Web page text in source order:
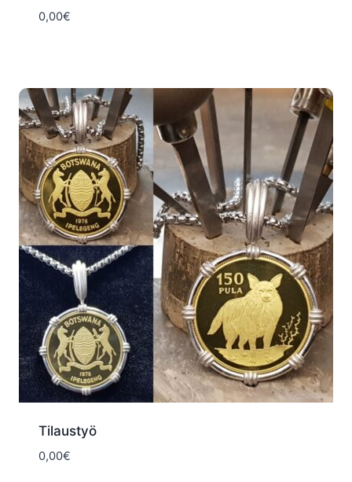
0,00€
Tilaustyö
0,00€